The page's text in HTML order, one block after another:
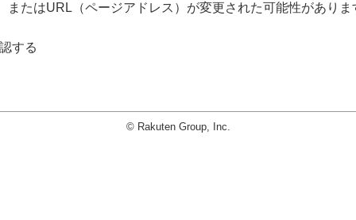
たはURL（ページアドレス）が変更された可能性がありま
する
© Rakuten Group, Inc.